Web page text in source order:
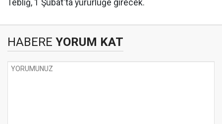
Tebliğ, 1 Şubat'ta yürürlüğe girecek.
HABERE YORUM KAT